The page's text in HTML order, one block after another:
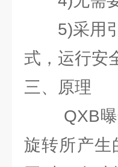
5)采用引
式，运行安
三、原理
QXB曝气
旋转所产生